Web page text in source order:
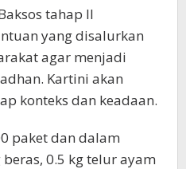
tahap II
yang disalurkan
agar menjadi
Kartini akan
konteks dan keadaan.
paket dan dalam
0.5 kg telur ayam